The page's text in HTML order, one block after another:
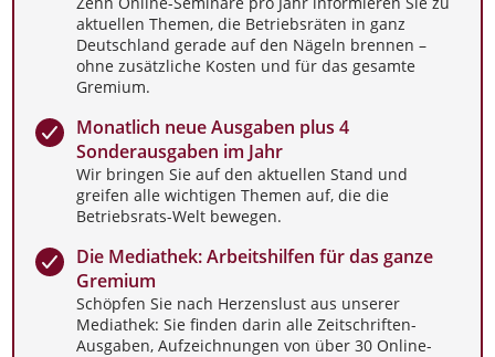
aktuellen Themen, die Betriebsräten in ganz
Deutschland gerade auf den Nägeln brennen –
ohne zusätzliche Kosten und für das gesamte
Gremium.
Monatlich neue Ausgaben plus 4
Sonderausgaben im Jahr
Wir bringen Sie auf den aktuellen Stand und
greifen alle wichtigen Themen auf, die die
Betriebsrats-Welt bewegen.
Die Mediathek: Arbeitshilfen für das ganze
Gremium
Schöpfen Sie nach Herzenslust aus unserer
Mediathek: Sie finden darin alle Zeitschriften-
Ausgaben, Aufzeichnungen von über 30 Online-